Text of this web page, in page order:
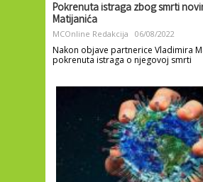
Pokrenuta istraga zbog smrti
Matijanića
MCOnline Redakcija 06/08/2022
Nakon objave partnerice Vladimira
pokrenuta istraga o njegovoj smrti